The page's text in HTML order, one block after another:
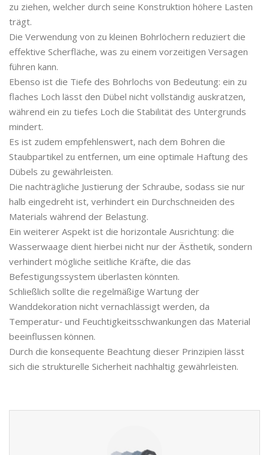
zu ziehen, welcher durch seine Konstruktion höhere Lasten
trägt.
Die Verwendung von zu kleinen Bohrlöchern reduziert die
effektive Scherfläche, was zu einem vorzeitigen Versagen
führen kann.
Ebenso ist die Tiefe des Bohrlochs von Bedeutung: ein zu
flaches Loch lässt den Dübel nicht vollständig auskratzen,
während ein zu tiefes Loch die Stabilität des Untergrunds
mindert.
Es ist zudem empfehlenswert, nach dem Bohren die
Staubpartikel zu entfernen, um eine optimale Haftung des
Dübels zu gewährleisten.
Die nachträgliche Justierung der Schraube, sodass sie nur
halb eingedreht ist, verhindert ein Durchschneiden des
Materials während der Belastung.
Ein weiterer Aspekt ist die horizontale Ausrichtung: die
Wasserwaage dient hierbei nicht nur der Ästhetik, sondern
verhindert mögliche seitliche Kräfte, die das
Befestigungssystem überlasten könnten.
Schließlich sollte die regelmäßige Wartung der
Wanddekoration nicht vernachlässigt werden, da
Temperatur‑ und Feuchtigkeitsschwankungen das Material
beeinflussen können.
Durch die konsequente Beachtung dieser Prinzipien lässt
sich die strukturelle Sicherheit nachhaltig gewährleisten.